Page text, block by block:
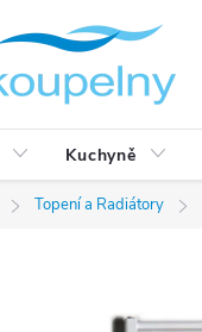
Kuchyně
Topení a Radiátory